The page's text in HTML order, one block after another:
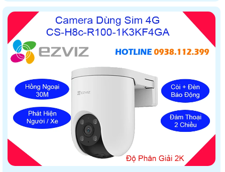
CS-H90-R100-8H44WKFL là camera đa năng kết hợp cảnh báo
ngay lập tức và thông báo qua phần mềm trên điện thoại